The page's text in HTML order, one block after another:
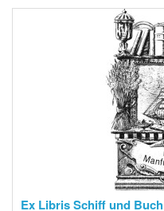
Ex Libris Schiff und Buch